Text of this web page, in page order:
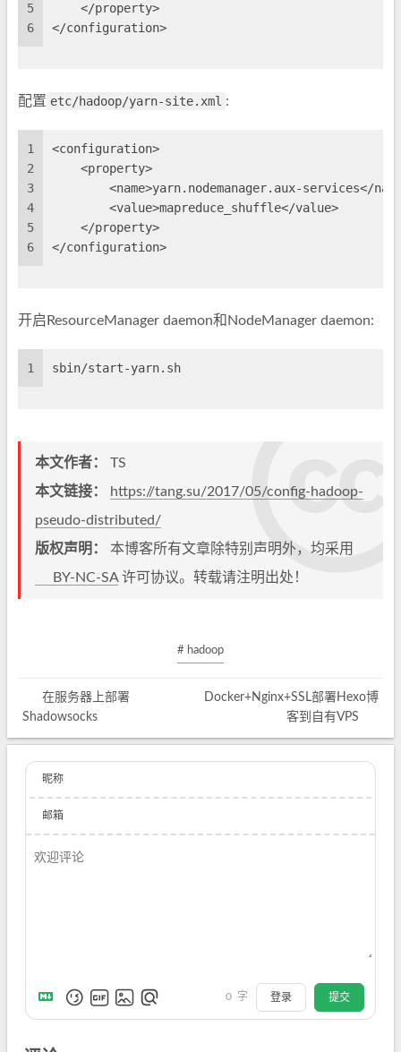
5
6
    </property>
</configuration>
配置 etc/hadoop/yarn-site.xml :
1
2
3
4
5
6
<configuration>
    <property>
<name>yarn.nodemanager.aux-services</
        <value>mapreduce_shuffle</value>
    </property>
</configuration>
开启ResourceManager daemon和NodeManager daemon:
1 sbin/start-yarn.sh
本文作者： TS
本文链接：
https://tang.su/2017/05/config-hadoop-
pseudo-distributed/
版权声明： 本博客所有文章除特别声明外，均采用
BY-NC-SA许可协议。转载请注明出处！
# hadoop
在服务器上部署
Shadowsocks
Docker+Nginx+SSL部署Hexo博
客到自有VPS
昵称
邮箱
0 字 登录 提交